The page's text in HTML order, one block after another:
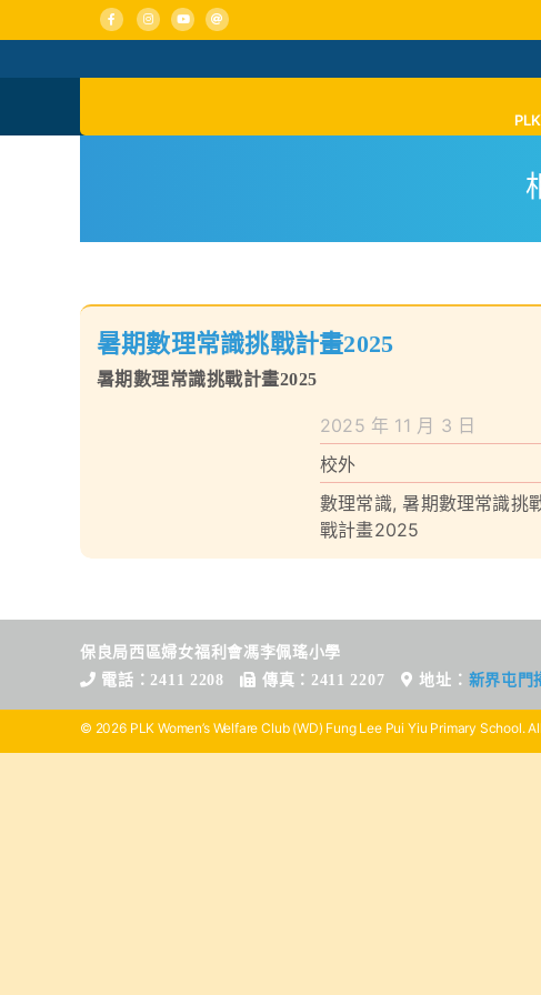
to
content
暑期數理常識挑戰計畫2025
暑期數理常識挑戰計畫2025
2025 年 11 月 3 日
校外
數理常識,暑期數理常識挑
戰計畫2025
保良局西區婦女福利會馮李佩瑤小學
電話：2411 2208
傳真：2411 2207 地址： 新界屯門
© 2026 PLK Women’s Welfare Club (WD) Fung Lee Pui Yiu Primary School.